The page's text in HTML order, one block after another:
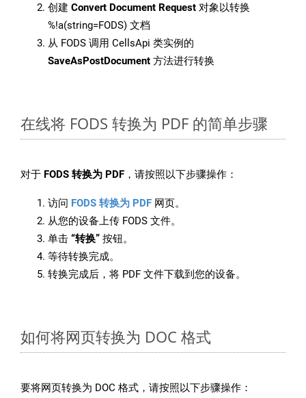
创建 Convert Document Request 对象以转换
%!a(string=FODS) 文档
从 FODS 调用 CellsApi 类实例的
SaveAsPostDocument 方法进行转换
在线将 FODS 转换为 PDF 的简单步骤
对于 FODS 转换为 PDF ，请按照以下步骤操作：
访问 FODS 转换为 PDF 网页。
从您的设备上传 FODS 文件。
单击 “转换” 按钮。
等待转换完成。
转换完成后，将 PDF 文件下载到您的设备。
如何将网页转换为 DOC 格式
要将网页转换为 DOC 格式，请按照以下步骤操作：